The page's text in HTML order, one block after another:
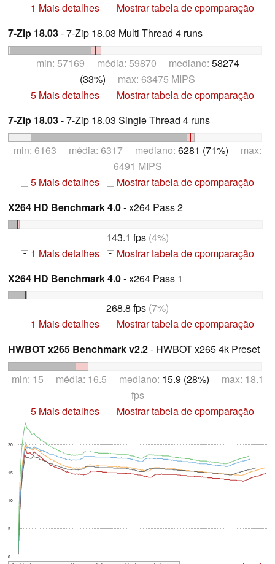
+ 1 Mais detalhes + Mostrar tabela de cpomparação
7-Zip 18.03- 7-Zip 18.03 Multi Thread 4 runs
min: 57169 média: 59870 mediano: 58274
(33%) max: 63475 MIPS
+ 5 Mais detalhes + Mostrar tabela de cpomparação
7-Zip 18.03- 7-Zip 18.03 Single Thread 4 runs
min: 6163 média: 6317 mediano: 6281 (71%) max:
6491 MIPS
+ 5 Mais detalhes + Mostrar tabela de cpomparação
X264 HD Benchmark 4.0- x264 Pass 2
143.1 fps (4%)
+ 1 Mais detalhes + Mostrar tabela de cpomparação
X264 HD Benchmark 4.0- x264 Pass 1
268.8 fps (7%)
+ 1 Mais detalhes + Mostrar tabela de cpomparação
HWBOT x265 Benchmark v2.2- HWBOT x265 4k Preset
min: 15 média: 16.5 mediano: 15.9 (28%) max: 18.1
fps
+ 5 Mais detalhes + Mostrar tabela de cpomparação
0
5
10
15
20